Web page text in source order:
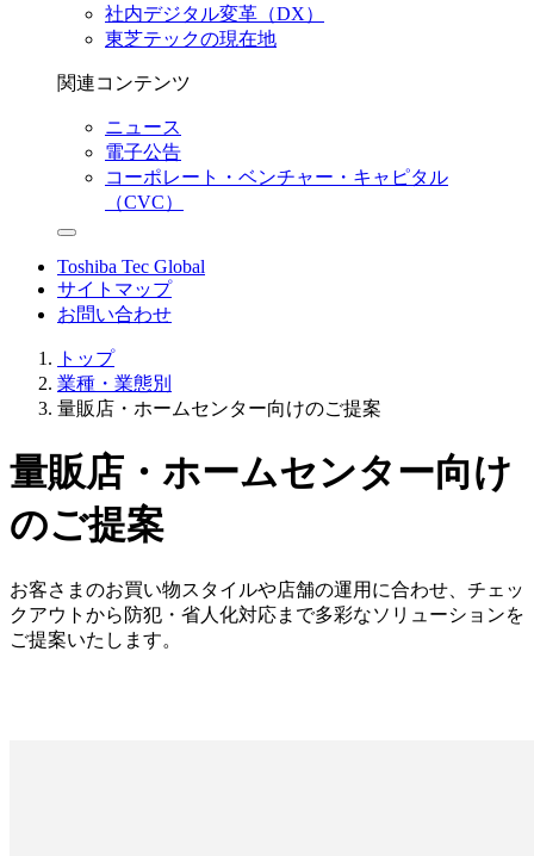
社内デジタル変革（DX）
東芝テックの現在地
関連コンテンツ
ニュース
電子公告
コーポレート・ベンチャー・キャピタル
（CVC）
Toshiba Tec Global
サイトマップ
お問い合わせ
トップ
業種・業態別
量販店・ホームセンター向けのご提案
量販店・ホームセンター向け
のご提案
お客さまのお買い物スタイルや店舗の運用に合わせ、チェッ
クアウトから防犯・省人化対応まで多彩なソリューションを
ご提案いたします。